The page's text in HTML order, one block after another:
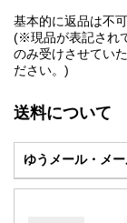
基本的に返品は不
(※現品が表記され
のみ受けさせてい
ださい。)
送料について
ゆうメール・メ